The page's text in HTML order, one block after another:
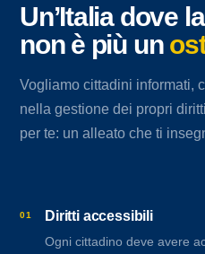
Un’Italia dove
non è più un
Vogliamo cittadini informati,
nella gestione dei propri
per te: un alleato che ti
01 Diritti accessibili
Ogni cittadino deve avere